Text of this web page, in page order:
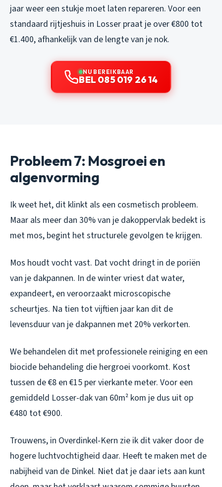
jaar weer een stukje moet laten repareren. Voor een
standaard rijtjeshuis in Losser praat je over €800 tot
€1.400, afhankelijk van de lengte van je nok.
NU BEREIKBAAR
BEL 085 019 26 14
Probleem 7: Mosgroei en
algenvorming
Ik weet het, dit klinkt als een cosmetisch probleem.
Maar als meer dan 30% van je dakoppervlak bedekt is
met mos, begint het structurele gevolgen te krijgen.
Mos houdt vocht vast. Dat vocht dringt in de poriën
van je dakpannen. In de winter vriest dat water,
expandeert, en veroorzaakt microscopische
scheurtjes. Na tien tot vijftien jaar kan dit de
levensduur van je dakpannen met 20% verkorten.
We behandelen dit met professionele reiniging en een
biocide behandeling die hergroei voorkomt. Kost
tussen de €8 en €15 per vierkante meter. Voor een
gemiddeld Losser-dak van 60m² kom je dus uit op
€480 tot €900.
Trouwens, in Overdinkel-Kern zie ik dit vaker door de
hogere luchtvochtigheid daar. Heeft te maken met de
nabijheid van de Dinkel. Niet dat je daar iets aan kunt